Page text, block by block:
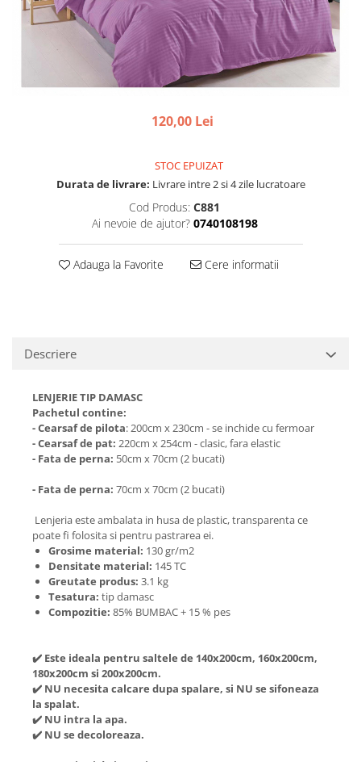
120,00 Lei
STOC EPUIZAT
Durata de livrare: Livrare intre 2 si 4 zile lucratoare
Cod Produs: C881
Ai nevoie de ajutor? 0740108198
Adauga la Favorite Cere informatii
Descriere
LENJERIE TIP DAMASC
Pachetul contine:
- Cearsaf de pilota: 200cm x 230cm - se inchide cu fermoar
- Cearsaf de pat: 220cm x 254cm - clasic, fara elastic
- Fata de perna: 50cm x 70cm (2 bucati)
- Fata de perna: 70cm x 70cm (2 bucati)
Lenjeria este ambalata in husa de plastic, transparenta ce
poate fi folosita si pentru pastrarea ei.
Grosime material: 130 gr/m2
Densitate material: 145 TC
Greutate produs: 3.1 kg
Tesatura: tip damasc
Compozitie: 85% BUMBAC + 15 % pes
✔️ Este ideala pentru saltele de 140x200cm, 160x200cm,
180x200cm si 200x200cm.
✔️ NU necesita calcare dupa spalare, si NU se sifoneaza
la spalat.
✔️ NU intra la apa.
✔️ NU se decoloreaza.